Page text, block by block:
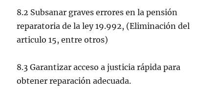
8.2 Subsanar graves errores en la pensión
reparatoria de la ley 19.992, (Eliminación del
articulo 15, entre otros)
8.3 Garantizar acceso a justicia rápida para
obtener reparación adecuada.